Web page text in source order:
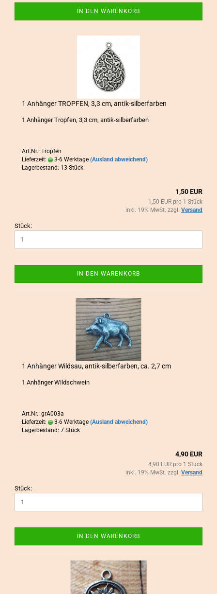
IN DEN WARENKORB
1 An­hän­ger TROP­FEN, 3,3 cm, antik-​​sil­ber­far­ben
1 An­hän­ger Trop­fen, 3,3 cm, antik-​silberfarben
Art.Nr.: Tropfen
Lieferzeit:
3-6 Werktage (Ausland abweichend)
Lagerbestand: 13 Stück
1,50 EUR
1,50 EUR pro 1 Stück
inkl. 19% MwSt. zzgl. Versand
Stück:
IN DEN WARENKORB
1 An­hän­ger Wild­sau, antik-​​sil­ber­far­ben, ca. 2,7 cm
1 An­hän­ger Wild­schwein
Art.Nr.: grA003a
Lieferzeit:
3-6 Werktage (Ausland abweichend)
Lagerbestand: 7 Stück
4,90 EUR
4,90 EUR pro 1 Stück
inkl. 19% MwSt. zzgl. Versand
Stück:
IN DEN WARENKORB